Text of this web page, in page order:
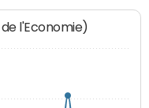
l'Economie)